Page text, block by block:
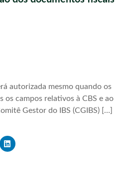
autorizada mesmo quando os
os campos relativos à CBS e ao
Gestor do IBS (CGIBS) […]